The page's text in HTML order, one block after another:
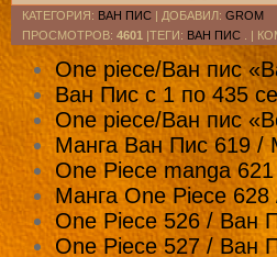
КАТЕГОРИЯ: ВАН ПИС | ДОБАВИЛ: GROM
ПРОСМОТРОВ: 4601 |ТЕГИ: ВАН ПИС . |
One piece/Ван пис
Ван Пис с 1 по 435
One piece/Ван пис
Манга Ван Пис 619 /
One Piece manga
Манга One Piece
One Piece 526 / Ван
One Piece 527 / Ван